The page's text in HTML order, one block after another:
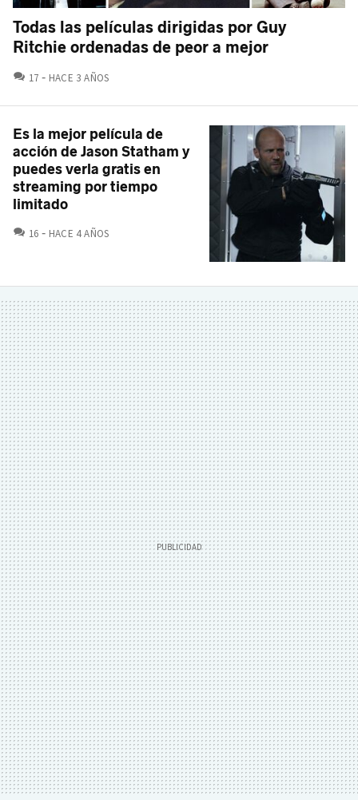
Todas las películas dirigidas por Guy
Ritchie ordenadas de peor a mejor
17 COMENTARIOS
HACE 3 AÑOS
Es la mejor película de
acción de Jason Statham y
puedes verla gratis en
streaming por tiempo
limitado
16 COMENTARIOS
HACE 4 AÑOS